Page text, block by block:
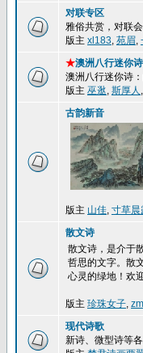
对联专区
雅俗共赏，对联
版主 xl183, 苑眉,
★澳洲八行迷你诗
澳洲八行迷你诗
版主 巫逖, 斯厚人 ,
古韵新音
版主 山佳, 寸草晨
散文诗
散文诗，是介于
哲思的文字。散
心灵的绿地！欢
版主 珍珠女子,
现代诗歌
新诗、微型诗等